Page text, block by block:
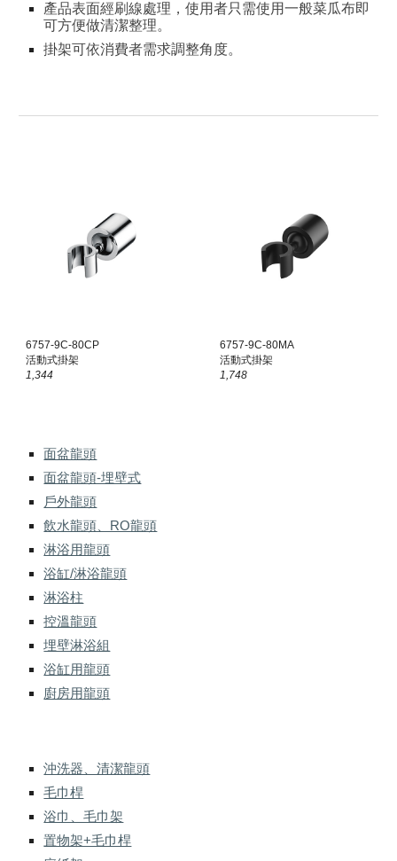
產品表面經刷線處理，使用者只需使用一般菜瓜布即
可方便做清潔整理。
掛架可依消費者需求調整角度。
6757-9C-80CP
活動式掛架
1,344
6757-9C-80MA
活動式掛架
1,748
面盆龍頭
面盆龍頭-埋壁式
戶外龍頭
飲水龍頭、RO龍頭
淋浴用龍頭
浴缸/淋浴龍頭
淋浴柱
控溫龍頭
埋壁淋浴組
浴缸用龍頭
廚房用龍頭
沖洗器、清潔龍頭
毛巾桿
浴巾、毛巾架
置物架+毛巾桿